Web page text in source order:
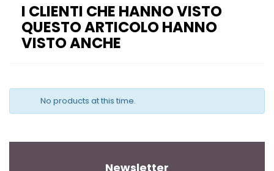
I CLIENTI CHE HANNO VISTO
QUESTO ARTICOLO HANNO
VISTO ANCHE
No products at this time.
Newsletter